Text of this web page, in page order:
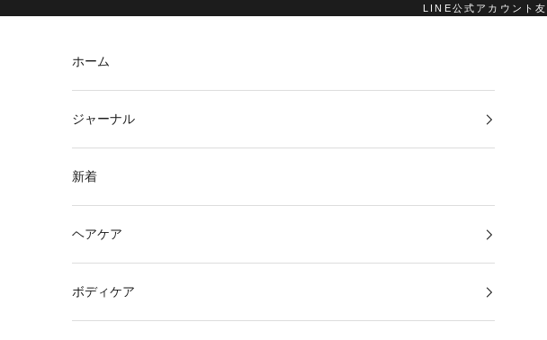
LINE公式アカウント
ホーム
ジャーナル
新着
ヘアケア
ボディケア